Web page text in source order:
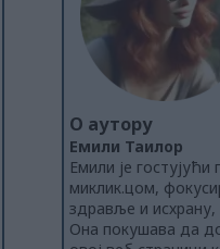
О аутору
Емили Таилор
Емили је
миклик.цом,
здравље и исхрану,
Она покушава да